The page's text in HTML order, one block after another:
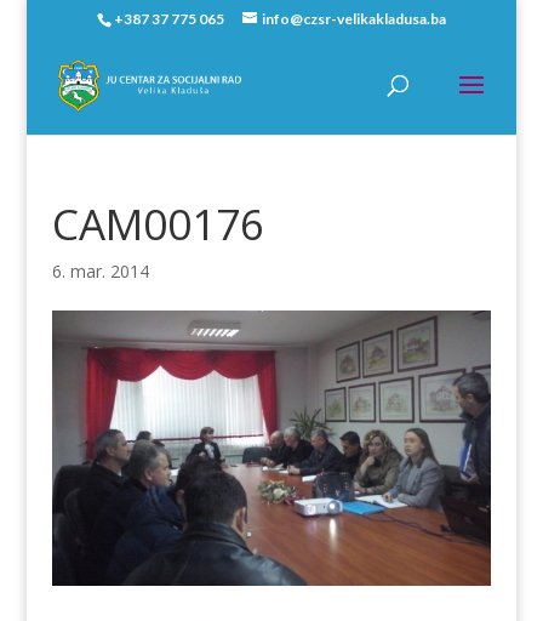
+387 37 775 065 info@czsr-velikakladusa.ba
CAM00176
6. mar. 2014